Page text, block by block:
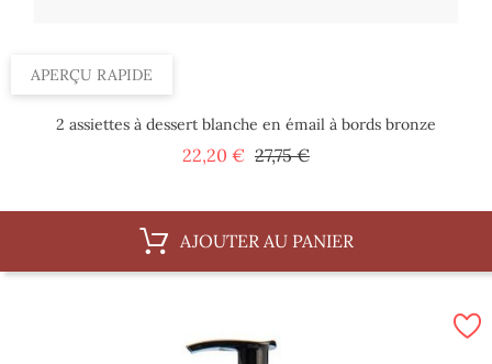
APERÇU RAPIDE
2 assiettes à dessert blanche en émail à bords bronze
22,20 € Prix
27,75 €Prix
AJOUTER AU PANIER